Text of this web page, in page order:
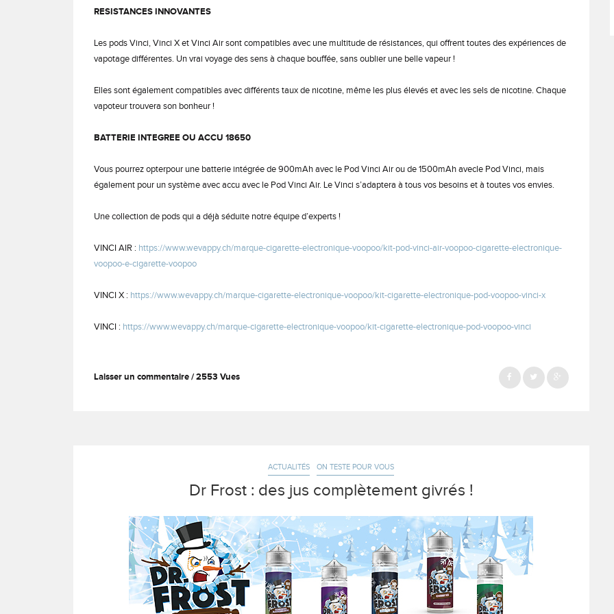
RESISTANCES INNOVANTES
Les pods Vinci, Vinci X et Vinci Air sont compatibles avec une multitude de résistances, qui offrent toutes des expériences de
vapotage différentes. Un vrai voyage des sens à chaque bouffée, sans oublier une belle vapeur !
Elles sont également compatibles avec différents taux de nicotine, même les plus élevés et avec les sels de nicotine. Chaque
vapoteur trouvera son bonheur !
BATTERIE INTEGREE OU ACCU 18650
Vous pourrez opterpour une batterie intégrée de 900mAh avec le Pod Vinci Air ou de 1500mAh avecle Pod Vinci, mais
également pour un système avec accu avec le Pod Vinci Air. Le Vinci s’adaptera à tous vos besoins et à toutes vos envies.
Une collection de pods qui a déjà séduite notre équipe d’experts !
VINCI AIR : https://www.wevappy.ch/marque-cigarette-electronique-voopoo/kit-pod-vinci-air-voopoo-cigarette-electronique-
voopoo-e-cigarette-voopoo
VINCI X : https://www.wevappy.ch/marque-cigarette-electronique-voopoo/kit-cigarette-electronique-pod-voopoo-vinci-x
VINCI : https://www.wevappy.ch/marque-cigarette-electronique-voopoo/kit-cigarette-electronique-pod-voopoo-vinci
Laisser un commentaire 2553 Vues
ACTUALITÉS ON TESTE POUR VOUS
Dr Frost : des jus complètement givrés !